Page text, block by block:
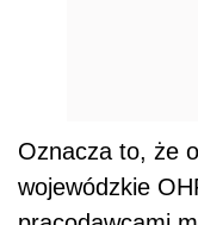
Oznacza to, że
wojewódzkie